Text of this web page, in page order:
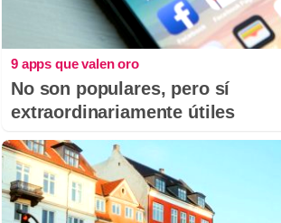
9 apps que valen oro
No son populares, pero sí
extraordinariamente útiles